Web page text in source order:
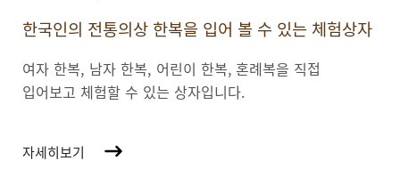
한국인의 전통의상 한복을 입어 볼 수 있는 체험상자
여자 한복, 남자 한복, 어린이 한복, 혼례복을 직접
입어보고 체험할 수 있는 상자입니다.
자세히보기